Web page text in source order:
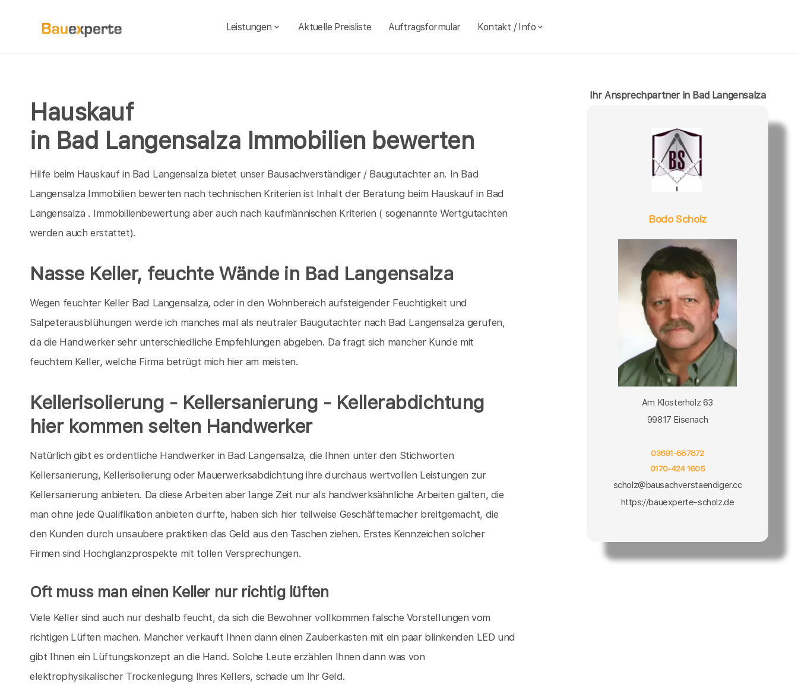
Leistungen Aktuelle Preisliste Auftragsformular Kontakt / Info
Hauskauf
in Bad Langensalza Immobilien bewerten
Hilfe beim Hauskauf in Bad Langensalza bietet unser Bausachverständiger / Baugutachter an. In Bad
Langensalza Immobilien bewerten nach technischen Kriterien ist Inhalt der Beratung beim Hauskauf in Bad
Langensalza . Immobilienbewertung aber auch nach kaufmännischen Kriterien ( sogenannte Wertgutachten
werden auch erstattet).
Nasse Keller, feuchte Wände in Bad Langensalza
Wegen feuchter Keller Bad Langensalza, oder in den Wohnbereich aufsteigender Feuchtigkeit und
Salpeterausblühungen werde ich manches mal als neutraler Baugutachter nach Bad Langensalza gerufen,
da die Handwerker sehr unterschiedliche Empfehlungen abgeben. Da fragt sich mancher Kunde mit
feuchtem Keller, welche Firma betrügt mich hier am meisten.
Kellerisolierung - Kellersanierung - Kellerabdichtung
hier kommen selten Handwerker
Natürlich gibt es ordentliche Handwerker in Bad Langensalza, die Ihnen unter den Stichworten
Kellersanierung, Kellerisolierung oder Mauerwerksabdichtung ihre durchaus wertvollen Leistungen zur
Kellersanierung anbieten. Da diese Arbeiten aber lange Zeit nur als handwerksähnliche Arbeiten galten, die
man ohne jede Qualifikation anbieten durfte, haben sich hier teilweise Geschäftemacher breitgemacht, die
den Kunden durch unsaubere praktiken das Geld aus den Taschen ziehen. Erstes Kennzeichen solcher
Firmen sind Hochglanzprospekte mit tollen Versprechungen.
Oft muss man einen Keller nur richtig lüften
Viele Keller sind auch nur deshalb feucht, da sich die Bewohner vollkommen falsche Vorstellungen vom
richtigen Lüften machen. Mancher verkauft Ihnen dann einen Zauberkasten mit ein paar blinkenden LED und
gibt Ihnen ein Lüftungskonzept an die Hand. Solche Leute erzählen Ihnen dann was von
elektrophysikalischer Trockenlegung Ihres Kellers, schade um Ihr Geld.
Ihr Ansprechpartner in Bad Langensalza
Bodo Scholz
Am Klosterholz 63
99817 Eisenach
03691-887872
0170-424 1605
scholz@bausachverstaendiger.cc
https://bauexperte-scholz.de